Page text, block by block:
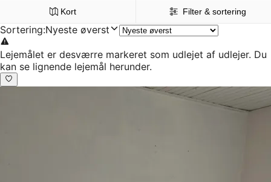
Kort Filter & sortering
Sortering:Nyeste øverst
Lejemålet er desværre markeret som udlejet af udlejer. Du
kan se lignende lejemål herunder.